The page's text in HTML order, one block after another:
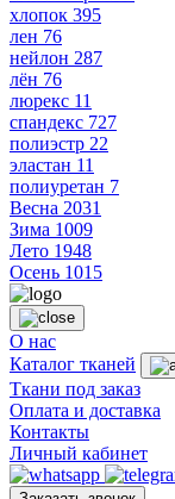
хлопок 395
лен 76
нейлон 287
лён 76
люрекс 11
спандекс 727
полиэстр 22
эластан 11
полиуретан 7
Весна 2031
Зима 1009
Лето 1948
Осень 1015
О нас
Каталог тканей
Ткани под заказ
Оплата и доставка
Контакты
Личный кабинет